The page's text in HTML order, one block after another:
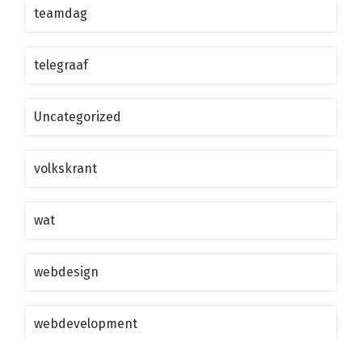
teamdag
telegraaf
Uncategorized
volkskrant
wat
webdesign
webdevelopment